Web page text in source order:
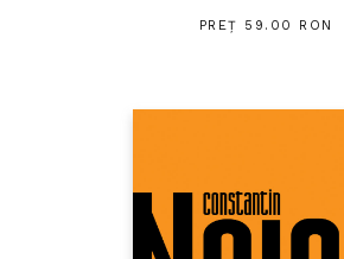
PREȚ 59.00 RON